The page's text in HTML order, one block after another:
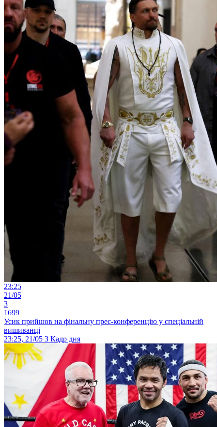
23:25
21/05
3
1699
Усик прийшов на фінальну прес-конференцію у спеціальній
вишиванці
23:25, 21/05 3 Кадр дня